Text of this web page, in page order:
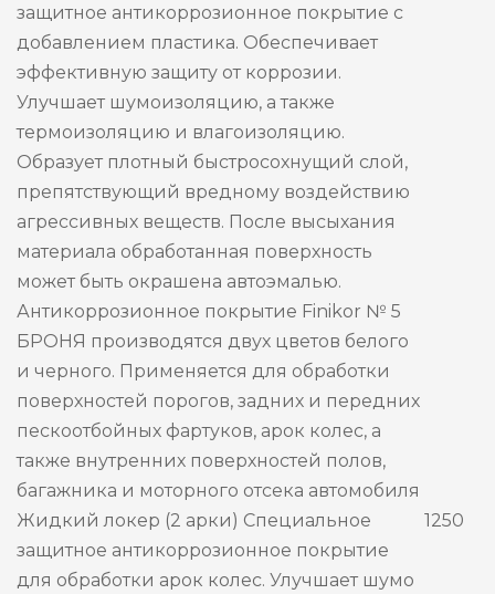
защитное антикоррозионное покрытие с
добавлением пластика. Обеспечивает
эффективную защиту от коррозии.
Улучшает шумоизоляцию, а также
термоизоляцию и влагоизоляцию.
Образует плотный быстросохнущий слой,
препятствующий вредному воздействию
агрессивных веществ. После высыхания
материала обработанная поверхность
может быть окрашена автоэмалью.
Антикоррозионное покрытие Finikor № 5
БРОНЯ производятся двух цветов белого
и черного. Применяется для обработки
поверхностей порогов, задних и передних
пескоотбойных фартуков, арок колес, а
также внутренних поверхностей полов,
багажника и моторного отсека автомобиля
Жидкий локер (2 арки) Специальное
защитное антикоррозионное покрытие
для обработки арок колес. Улучшает шумо
1250